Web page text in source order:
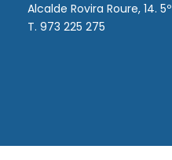
Alcalde Rovira Roure, 14. 5º
T. 973 225 275